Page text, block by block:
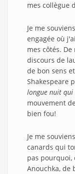
mes collègue
Je me
engagée où
mes côtés.
discours de
de bon sens
Shakespeare
longue nuit qui
mouvement
bien fou!
Je me
canards qui
pas pourquoi,
Anouchka, de